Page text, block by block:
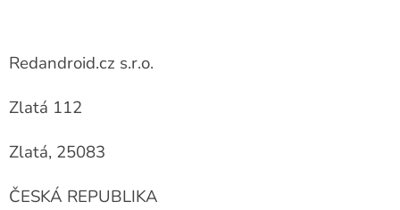
Redandroid.cz s.r.o.
Zlatá 112
Zlatá, 25083
ČESKÁ REPUBLIKA